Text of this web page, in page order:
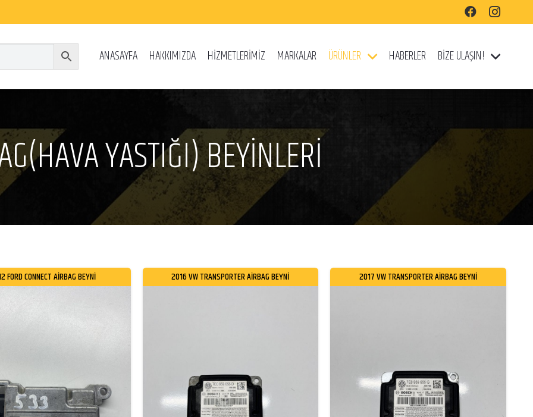
ANASAYFA HAKKIMIZDA HİZMETLERİMİZ MARKALAR ÜRÜNLER HABERLER BİZE ULAŞIN!
YASTIĞI) BEYİNLERİ
FORD CONNECT AİRBAG BEYNİ 2016 VW TRANSPORTER AİRBAG BEYNİ 2017 VW TRANSPORTER AİRBAG BEYNİ